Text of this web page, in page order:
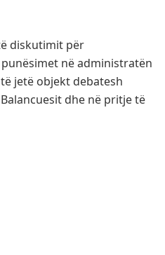
diskutimit për
në administratën
jetë objekt debatesh
dhe në pritje të